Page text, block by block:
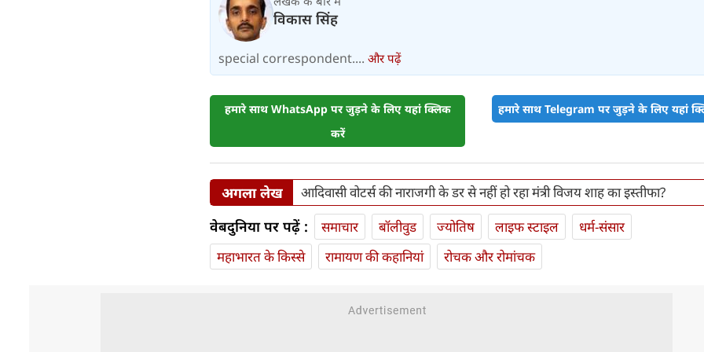
विकास सिंह
special correspondent.... और पढ़ें
हमारे साथ WhatsApp पर जुड़ने के लिए यहां क्लिक
करें
हमारे साथ Telegram पर जुड़ने के लिए यहां
अगला लेख आदिवासी वोटर्स की नाराजगी के डर से नहीं हो रहा मंत्री विजय शाह का इस्तीफा?
वेबदुनिया पर पढ़ें : समाचार बॉलीवुड ज्योतिष लाइफ स्‍टाइल
धर्म-संसार
महाभारत के किस्से
रामायण की कहानियां रोचक और रोमांचक